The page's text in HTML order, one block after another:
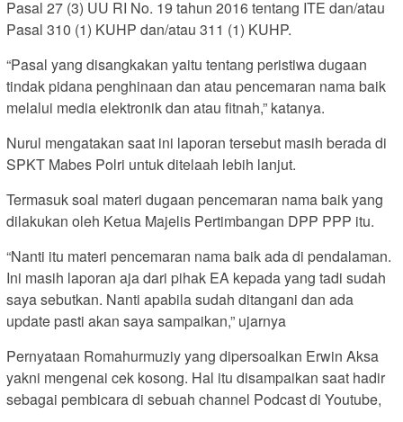
Pasal 27 (3) UU RI No. 19 tahun 2016 tentang ITE dan/atau
Pasal 310 (1) KUHP dan/atau 311 (1) KUHP.
“Pasal yang disangkakan yaitu tentang peristiwa dugaan
tindak pidana penghinaan dan atau pencemaran nama baik
melalui media elektronik dan atau fitnah,” katanya.
Nurul mengatakan saat ini laporan tersebut masih berada di
SPKT Mabes Polri untuk ditelaah lebih lanjut.
Termasuk soal materi dugaan pencemaran nama baik yang
dilakukan oleh Ketua Majelis Pertimbangan DPP PPP itu.
“Nanti itu materi pencemaran nama baik ada di pendalaman.
Ini masih laporan aja dari pihak EA kepada yang tadi sudah
saya sebutkan. Nanti apabila sudah ditangani dan ada
update pasti akan saya sampaikan,” ujarnya
Pernyataan Romahurmuziy yang dipersoalkan Erwin Aksa
yakni mengenai cek kosong. Hal itu disampaikan saat hadir
sebagai pembicara di sebuah channel Podcast di Youtube,